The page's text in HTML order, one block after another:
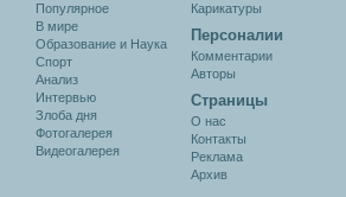
Популярное
В мире
Образование и Наука
Спорт
Анализ
Интервью
Злоба дня
Фотогалерея
Видеогалерея
Карикатуры
Персоналии
Комментарии
Авторы
Cтраницы
О нас
Контакты
Реклама
Архив